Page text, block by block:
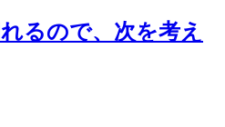
るので、次を考え